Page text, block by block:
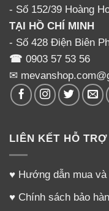
- Số 152/39 Hoàng
TẠI HỒ CHÍ MINH
- Số 428 Điện Biên
☎ 0903 57 53 56
✉
LIÊN KẾT HỖ TRỢ
♥ Hướng dẫn mua
♥ Chính sách bảo